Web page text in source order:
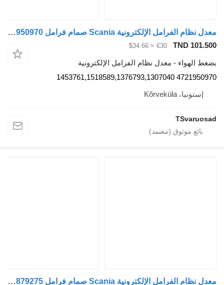
معدل نظام الفرامل الإلكترونية Scania صمام فرامل ABS 4721950970 لـ السيارات القاطرة Scania G340
TND
€30
≈ $34.66
الهواء - معدل نظام الفرامل الإلكترونية
4721950970
إستونيا، Kõrveküla
معدل نظام الفرامل الإلكترونية Scania صمام فرامل EBS 1879275 لـ السيارات القاطرة Scania G340